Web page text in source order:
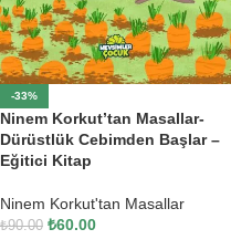
-33%
Ninem Korkut’tan Masallar-
Dürüstlük Cebimden Başlar –
Eğitici Kitap
Ninem Korkut'tan Masallar
₺90.00 ₺60.00